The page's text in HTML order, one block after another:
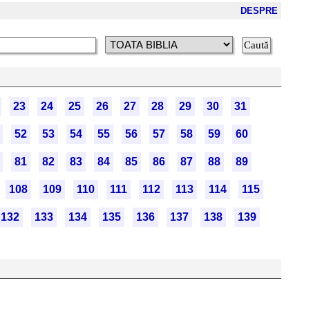
DESPRE
23 24 25 26 27 28 29 30 31
52 53 54 55 56 57 58 59 60
81 82 83 84 85 86 87 88 89
108 109 110 111 112 113 114 115
132 133 134 135 136 137 138 139